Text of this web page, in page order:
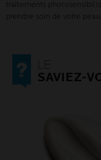
traitements
prendre soin de votre
LE
SAVIEZ-